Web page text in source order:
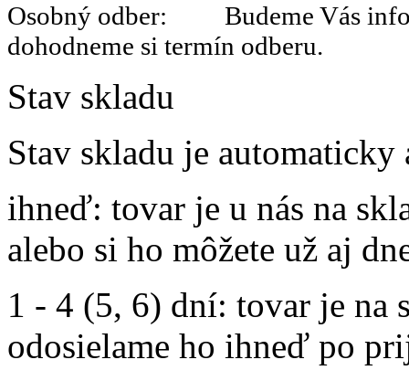
Osobný odber: Budeme Vás
dohodneme si termín odberu.
Stav skladu
Stav skladu je
ihneď: tovar je u nás na
alebo si ho môžete už aj
1 - 4 (5, 6) dní: tovar je na
odosielame ho ihneď po